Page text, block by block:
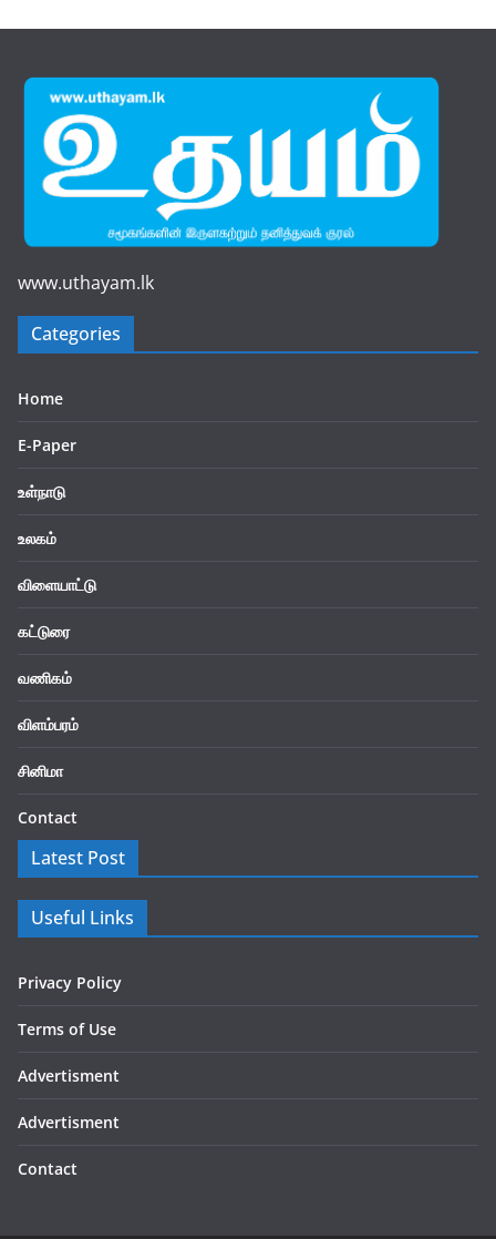
www.uthayam.lk
Categories
Home
E-Paper
உள்நாடு
உலகம்
விளையாட்டு
கட்டுரை
வணிகம்
விளம்பரம்
சினிமா
Contact
Latest Post
Useful Links
Privacy Policy
Terms of Use
Advertisment
Advertisment
Contact